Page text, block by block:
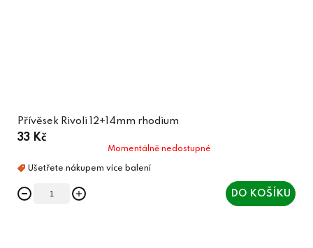
Přívěsek Rivoli 12+14mm rhodium
33 Kč
Momentálně nedostupné
DO KOŠÍKU